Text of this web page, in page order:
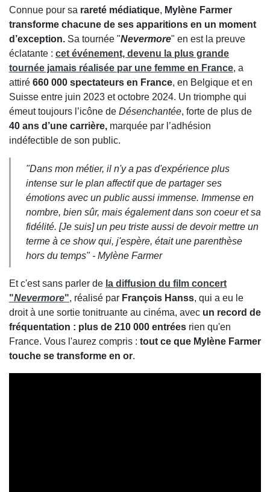
Connue pour sa rareté médiatique, Mylène Farmer
transforme chacune de ses apparitions en un moment
d’exception. Sa tournée "Nevermore" en est la preuve
éclatante : cet événement, devenu la plus grande
tournée jamais réalisée par une femme en France, a
attiré 660 000 spectateurs en France, en Belgique et en
Suisse entre juin 2023 et octobre 2024. Un triomphe qui
émeut toujours l’icône de Désenchantée, forte de plus de
40 ans d’une carrière, marquée par l’adhésion
indéfectible de son public.
"Dans mon métier, il n'y a pas d'expérience plus
intense sur le plan affectif que de partager ses
émotions avec un public aussi immense. Immense en
nombre, bien sûr, mais également dans son coeur et sa
fidélité. [Je suis] un peu triste aussi de devoir mettre un
terme à ce show qui, j'espère, était une parenthèse
hors du temps" - Mylène Farmer
Et c'est sans parler de la diffusion du film concert
"Nevermore", réalisé par François Hanss, qui a eu le
droit à une sortie tonitruante au cinéma, avec un record de
fréquentation : plus de 210 000 entrées rien qu'en
France. Vous l'aurez compris : tout ce que Mylène Farmer
touche se transforme en or.